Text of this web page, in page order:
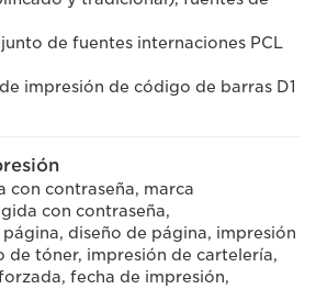
de fuentes internaciones PCL
impresión de código de barras D1
con contraseña, marca
con contraseña,
diseño de página, impresión
de tóner, impresión de cartelería,
fecha de impresión,